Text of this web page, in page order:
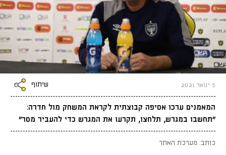
5 ינואר 2021 שיתוף
המאמנים ערכו אסיפה קבוצתית לקראת המשחק מול חדרה:
"תחשבו במגרש, תלחצו, תקרעו את המגרש כדי להעביר מסר"
כותב: מערכת האתר